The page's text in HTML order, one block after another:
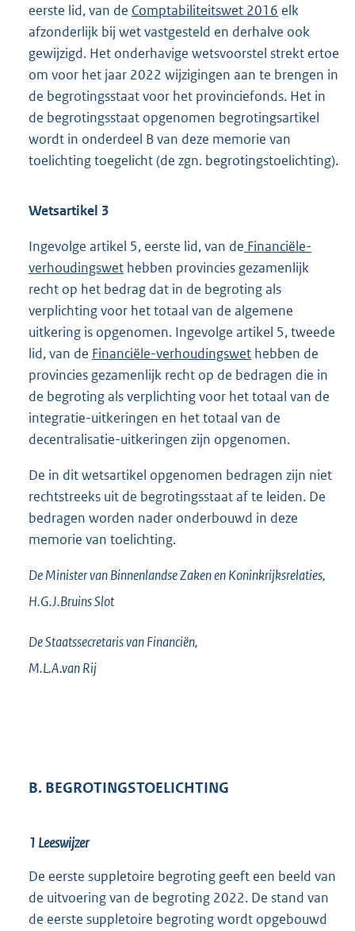
eerste lid, van de Comptabiliteitswet 2016 elk
afzonderlijk bij wet vastgesteld en derhalve ook
gewijzigd. Het onderhavige wetsvoorstel strekt ertoe
om voor het jaar 2022 wijzigingen aan te brengen in
de begrotingsstaat voor het provinciefonds. Het in
de begrotingsstaat opgenomen begrotingsartikel
wordt in onderdeel B van deze memorie van
toelichting toegelicht (de zgn. begrotingstoelichting).
Wetsartikel 3
Ingevolge artikel 5, eerste lid, van de Financiële-
verhoudingswet hebben provincies gezamenlijk
recht op het bedrag dat in de begroting als
verplichting voor het totaal van de algemene
uitkering is opgenomen. Ingevolge artikel 5, tweede
lid, van de Financiële-verhoudingswet hebben de
provincies gezamenlijk recht op de bedragen die in
de begroting als verplichting voor het totaal van de
integratie-uitkeringen en het totaal van de
decentralisatie-uitkeringen zijn opgenomen.
De in dit wetsartikel opgenomen bedragen zijn niet
rechtstreeks uit de begrotingsstaat af te leiden. De
bedragen worden nader onderbouwd in deze
memorie van toelichting.
De Minister van Binnenlandse Zaken en Koninkrijksrelaties,
H.G.J.Bruins Slot
De Staatssecretaris van Financiën,
M.L.A.van Rij
B. BEGROTINGSTOELICHTING
1 Leeswijzer
De eerste suppletoire begroting geeft een beeld van
de uitvoering van de begroting 2022. De stand van
de eerste suppletoire begroting wordt opgebouwd